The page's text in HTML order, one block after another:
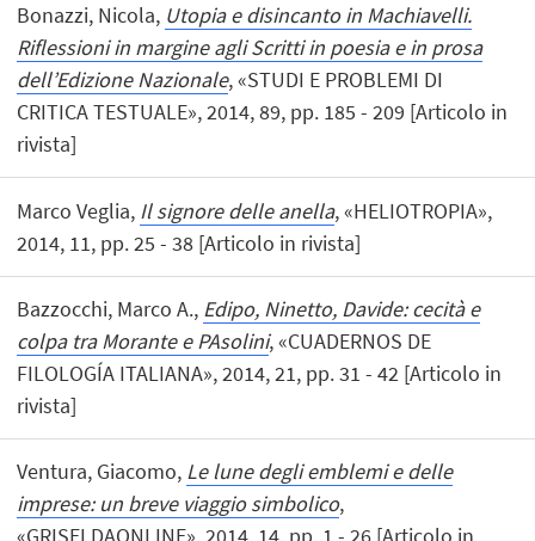
Bonazzi, Nicola, Utopia e disincanto in Machiavelli.
Riflessioni in margine agli Scritti in poesia e in prosa
dell’Edizione Nazionale, «STUDI E PROBLEMI DI
CRITICA TESTUALE», 2014, 89, pp. 185 - 209 [Articolo in
rivista]
Marco Veglia, Il signore delle anella, «HELIOTROPIA»,
2014, 11, pp. 25 - 38 [Articolo in rivista]
Bazzocchi, Marco A., Edipo, Ninetto, Davide: cecità e
colpa tra Morante e PAsolini, «CUADERNOS DE
FILOLOGÍA ITALIANA», 2014, 21, pp. 31 - 42 [Articolo in
rivista]
Ventura, Giacomo, Le lune degli emblemi e delle
imprese: un breve viaggio simbolico,